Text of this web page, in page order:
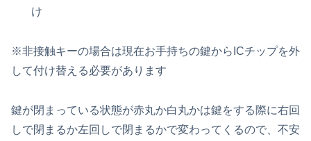
け
※非接触キーの場合は現在お手持ちの鍵からICチップを外
して付け替える必要があります
鍵が閉まっている状態が赤丸か白丸かは鍵をする際に右回
しで閉まるか左回しで閉まるかで変わってくるので、不安